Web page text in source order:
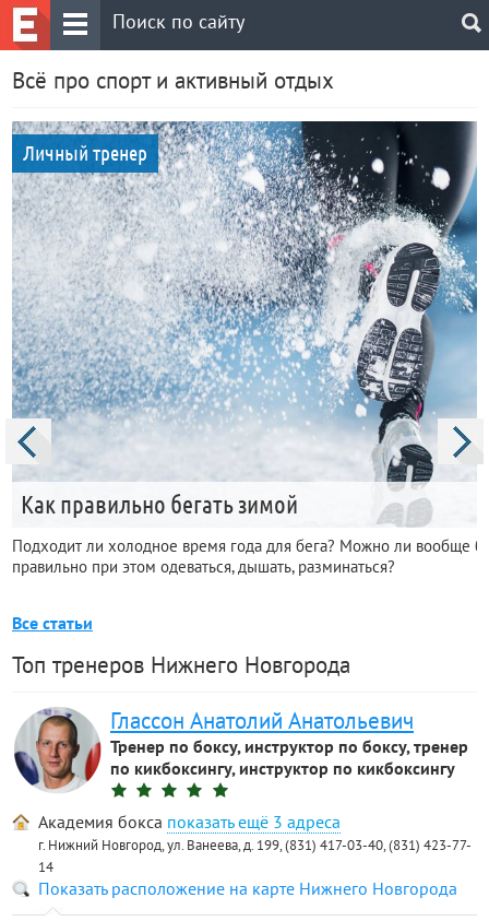
Всё про спорт и активный отдых
Личный тренер
Как правильно бегать зимой
Подходит ли холодное время года для бега? Можно ли вообще
правильно при этом одеваться, дышать, разминаться?
Все статьи
Топ тренеров Нижнего Новгорода
Глассон Анатолий Анатольевич
Тренер по боксу, инструктор по боксу, тренер
по кикбоксингу, инструктор по кикбоксингу
Академия бокса 3 адреса
г. Нижний Новгород, ул. Ванеева, д. 199, (831) 417-03-40, (831) 423-77-
14
Показать расположение на карте Нижнего Новгорода